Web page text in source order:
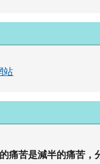
站
痛苦是減半的痛苦，